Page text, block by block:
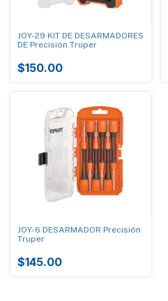
JOY-29 KIT DE DESARMADORES
DE Precisión Truper
$150.00
JOY-6 DESARMADOR Precisión
Truper
$145.00